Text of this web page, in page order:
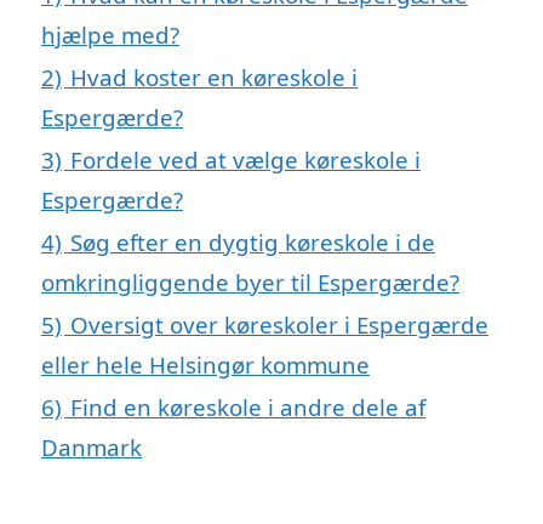
hjælpe med?
2) Hvad koster en køreskole i
Espergærde?
3) Fordele ved at vælge køreskole i
Espergærde?
4) Søg efter en dygtig køreskole i de
omkringliggende byer til Espergærde?
5) Oversigt over køreskoler i Espergærde
eller hele Helsingør kommune
6) Find en køreskole i andre dele af
Danmark